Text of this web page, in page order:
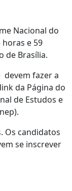
Nacional do
horas e 59
de Brasília.
devem fazer a
da Página do
de Estudos e
Os candidatos
se inscrever